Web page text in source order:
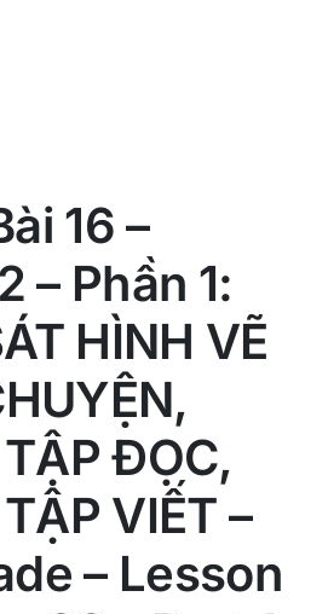
16 –
– Phần 1:
HÌNH VẼ
ĐỌC,
VIẾT –
– Lesson